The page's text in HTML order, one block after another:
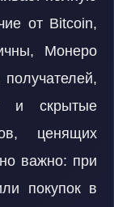
от Bitcoin,
Монеро
и скрытые
ценящих
важно: при
покупок в